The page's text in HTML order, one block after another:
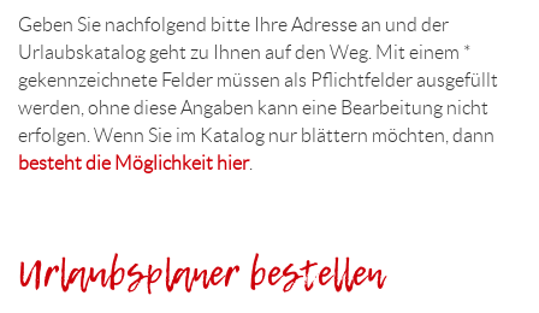
Geben Sie nachfolgend bitte Ihre Adresse an und der
Urlaubskatalog geht zu Ihnen auf den Weg. Mit einem *
gekennzeichnete Felder müssen als Pflichtfelder ausgefüllt
werden, ohne diese Angaben kann eine Bearbeitung nicht
erfolgen. Wenn Sie im Katalog nur blättern möchten, dann
besteht die Möglichkeit hier.
Urlaubsplaner bestellen